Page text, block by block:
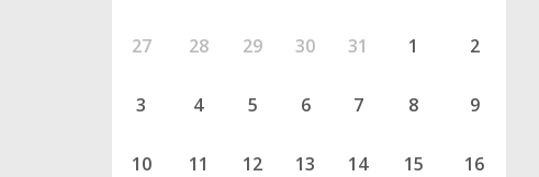
27 28 29 30 31 1 2
3 4 5 6 7 8 9
10 11 12 13 14 15 16